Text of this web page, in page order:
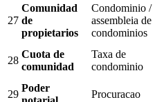
27
Comunidad
de
propietarios
Condominio /
assembleia de
condominios
28
Cuota de
comunidad
Taxa de
condominio
29
Poder
Procuracao